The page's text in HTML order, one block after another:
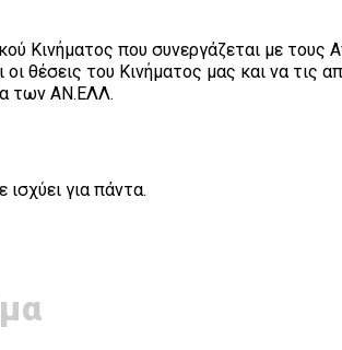
Κινήματος που συνεργάζεται με τους
οι θέσεις του Κινήματος μας και να τις
των ΑΝ.ΕΛΛ.
για πάντα.